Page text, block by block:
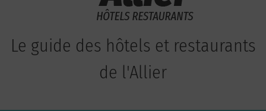
Le guide des hôtels et restaurants
de l'Allier